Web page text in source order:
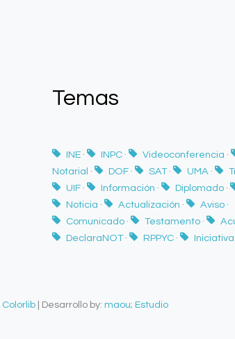
Temas
INE · INPC · Videoconferencia ·
Notarial · DOF · SAT · UMA ·
UIF · Información · Diplomado ·
Noticia · Actualización · Aviso ·
Comunicado · Testamento ·
DeclaraNOT · RPPYC · Iniciativa
Colorlib| Desarrollo by: maou; Estudio